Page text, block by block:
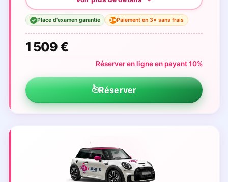
✓ Place d'examen garantie 3×Paiement en 3× sans frais
1 509 €
Réserver en ligne en payant 10%
Réserver